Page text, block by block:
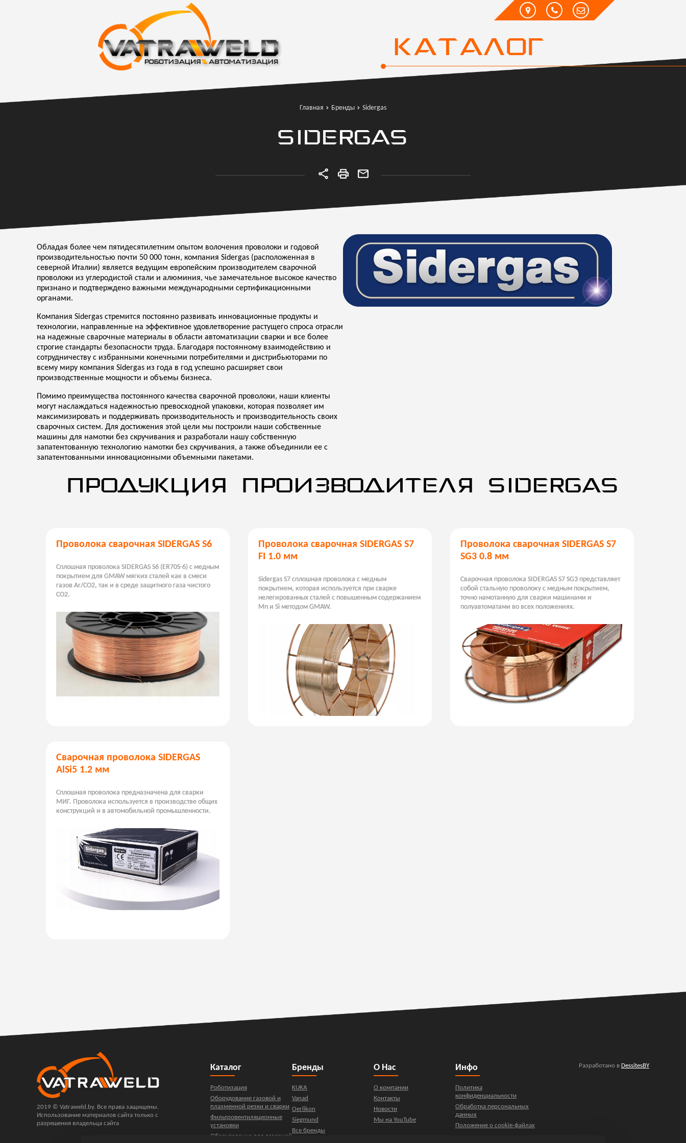
КАТАЛОГ
Главная Бренды Sidergas
SIDERGAS
Обладая более чем пятидесятилетним опытом волочения проволоки и годовой
производительностью почти 50 000 тонн, компания Sidergas (расположенная в
северной Италии) является ведущим европейским производителем сварочной
проволоки из углеродистой стали и алюминия, чье замечательное высокое качество
признано и подтверждено важными международными сертификационными
органами.
Компания Sidergas стремится постоянно развивать инновационные продукты и
технологии, направленные на эффективное удовлетворение растущего спроса отрасли
на надежные сварочные материалы в области автоматизации сварки и все более
строгие стандарты безопасности труда. Благодаря постоянному взаимодействию и
сотрудничеству с избранными конечными потребителями и дистрибьюторами по
всему миру компания Sidergas из года в год успешно расширяет свои
производственные мощности и объемы бизнеса.
Помимо преимущества постоянного качества сварочной проволоки, наши клиенты
могут наслаждаться надежностью превосходной упаковки, которая позволяет им
максимизировать и поддерживать производительность и производительность своих
сварочных систем. Для достижения этой цели мы построили наши собственные
машины для намотки без скручивания и разработали нашу собственную
запатентованную технологию намотки без скручивания, а также объединили ее с
запатентованными инновационными объемными пакетами.
ПРОДУКЦИЯ ПРОИЗВОДИТЕЛЯ SIDERGAS
Проволока сварочная SIDERGAS S6
Сплошная проволока SIDERGAS S6 (ER70S-6) с медным
покрытием для GMAW мягких сталей как в смеси
газов Ar/CO2, так и в среде защитного газа чистого
CO2.
Проволока сварочная SIDERGAS S7
FI 1.0 мм
Sidergas S7 сплошная проволока с медным
покрытием, которая используется при сварке
нелегированных сталей с повышенным содержанием
Mn и Si методом GMAW.
Проволока сварочная SIDERGAS S7
SG3 0.8 мм
Сварочная проволока SIDERGAS S7 SG3 представляет
собой стальную проволоку с медным покрытием,
точно намотанную для сварки машинами и
полуавтоматами во всех положениях.
Сварочная проволока SIDERGAS
AlSi5 1.2 мм
Сплошная проволока предназначена для сварки
МИГ. Проволока используется в производстве общих
конструкций и в автомобильной промышленности.
2019 © Vatraweld.by. Все права защищены.
Использование материалов сайта только с
разрешения владельца сайта
Каталог
Роботизация
Оборудование газовой и
плазменной резки и сварки
Фильтровентиляционные
установки
Оборудование для лазерной
Бренды
KUKA
Vanad
Oerlikon
Siegmund
Все бренды
О Нас
О компании
Контакты
Новости
Мы на YouTube
Инфо
Политика
конфиденциальности
Обработка персональных
данных
Положение о cookie-файлах
Разработано в DessitesBY